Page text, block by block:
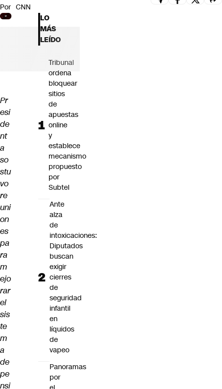
Por CNN
Pr
esi
de
nt
a
so
stu
vo
re
uni
on
es
pa
ra
m
ejo
rar
el
sis
te
m
a
de
pe
nsi
LO
MÁS
LEÍDO
Tribunal
ordena
bloquear
sitios
de
apuestas
online
y
establece
mecanismo
propuesto
por
Subtel
Ante
alza
de
intoxicaciones:
Diputados
buscan
exigir
cierres
de
seguridad
infantil
en
líquidos
de
vapeo
Panoramas
por